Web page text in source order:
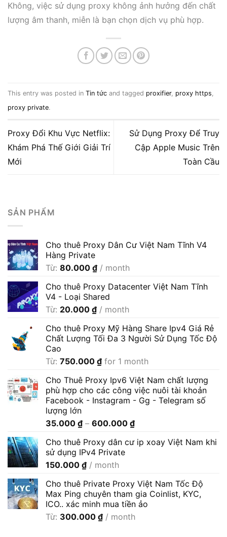
Không, việc sử dụng proxy không ảnh hưởng đến chất
lượng âm thanh, miễn là bạn chọn dịch vụ phù hợp.
This entry was posted in Tin tức and tagged proxifier, proxy https,
proxy private.
Proxy Đổi Khu Vực Netflix:
Khám Phá Thế Giới Giải Trí
Mới
Sử Dụng Proxy Để Truy
Cập Apple Music Trên
Toàn Cầu
SẢN PHẨM
Cho thuê Proxy Dân Cư Việt Nam Tĩnh V4
Hàng Private
Từ: 80.000 ₫ / month
Cho thuê Proxy Datacenter Việt Nam Tĩnh
V4 - Loại Shared
Từ: 20.000 ₫ / month
Cho thuê Proxy Mỹ Hàng Share Ipv4 Giá Rẻ
Chất Lượng Tối Đa 3 Người Sử Dụng Tốc Độ
Cao
Từ: 750.000 ₫ for 1 month
Cho Thuê Proxy Ipv6 Việt Nam chất lượng
phù hợp cho các công việc nuôi tài khoản
Facebook - Instagram - Gg - Telegram số
lượng lớn
35.000 ₫ – 600.000 ₫Khoảng
từ
Cho thuê Proxy dân cư ip xoay Việt Nam khi
sử dụng IPv4 Private
150.000 ₫ / month
Cho thuê Private Proxy Việt Nam Tốc Độ
Max Ping chuyên tham gia Coinlist, KYC,
ICO.. xác minh mua tiền ảo
Từ: 300.000 ₫ / month